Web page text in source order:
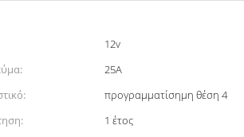
12v
25A
προγραμματίσημη θέση 4
1 έτος